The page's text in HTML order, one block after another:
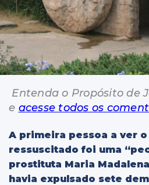
Entenda o Propósito de
e acesse todos os
A primeira pessoa a ver o
ressuscitado foi uma
prostituta Maria
havia expulsado sete